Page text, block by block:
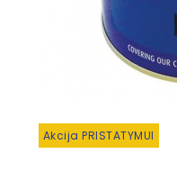
Akcija PRISTATYMUI